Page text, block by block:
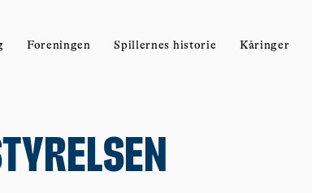
Foreningen Spillernes historie Kåringer